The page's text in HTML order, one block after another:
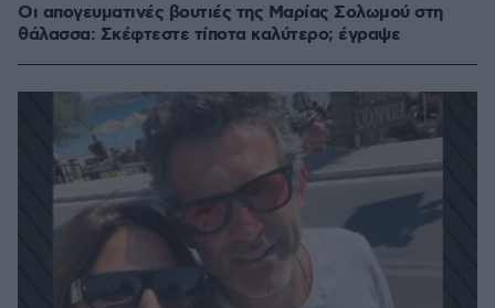
Οι απογευματινές βουτιές της Μαρίας Σολωμού στη
θάλασσα: Σκέφτεστε τίποτα καλύτερο; έγραψε